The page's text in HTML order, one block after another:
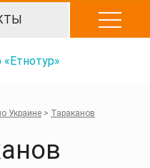
Украине > Тараканов